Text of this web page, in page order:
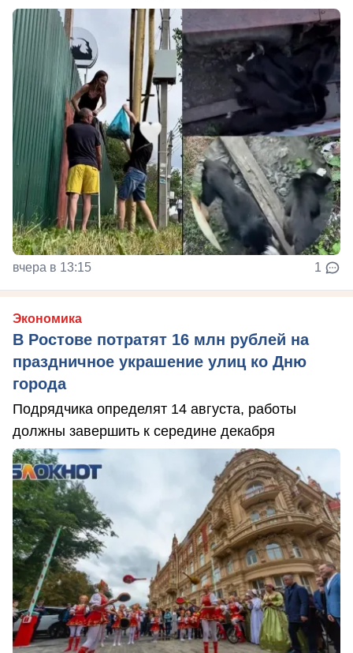
вчера в 13:15 1
Экономика
В Ростове потратят 16 млн рублей на
праздничное украшение улиц ко Дню
города
Подрядчика определят 14 августа, работы
должны завершить к середине декабря